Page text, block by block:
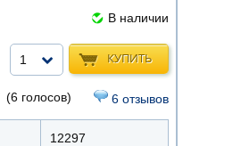
В наличии
КУПИТЬ
1
(6 голосов) 6 отзывов
12297